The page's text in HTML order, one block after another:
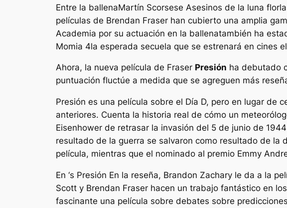
Entre la ballenaMartín Scorsese Asesinos de la luna flor
películas de Brendan Fraser han cubierto una amplia
Academia por su actuación en la ballenatambién ha
Momia 4la esperada secuela que se estrenará en cines
Ahora, la nueva película de Fraser Presión ha debutado
puntuación fluctúe a medida que se agreguen más
Presión es una película sobre el Día D, pero en lugar de
anteriores. Cuenta la historia real de cómo un
Eisenhower de retrasar la invasión del 5 de junio de
resultado de la guerra se salvaron como resultado de la
película, mientras que el nominado al premio Emmy
En ‘s Presión En la reseña, Brandon Zachary le da a la
Scott y Brendan Fraser hacen un trabajo fantástico en
fascinante una película sobre debates sobre